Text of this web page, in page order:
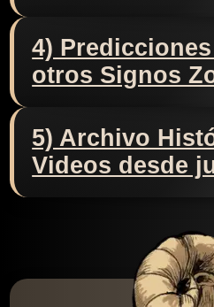
4) Predicciones
otros Signos
5) Archivo
Videos desde